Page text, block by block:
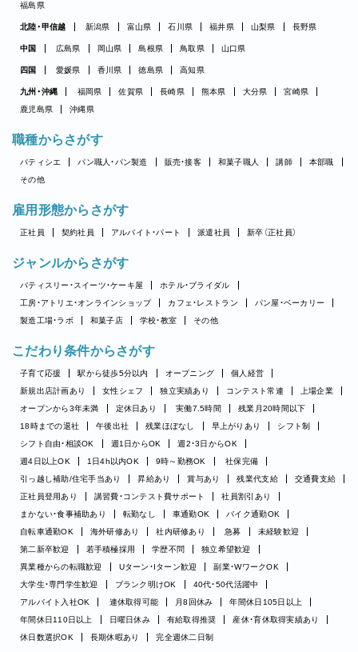
福島県
北陸・甲信越 新潟県 富山県 石川県 福井県 山梨県 長野県
中国 広島県 岡山県 島根県 鳥取県 山口県
四国 愛媛県 香川県 徳島県 高知県
九州・沖縄 福岡県 佐賀県 長崎県 熊本県 大分県
宮崎県
鹿児島県
沖縄県
職種からさがす
パティシエ パン職人・パン製造 販売・接客 和菓子職人 講師
本部職
その他
雇用形態からさがす
正社員 契約社員 アルバイト・パート 派遣社員 新卒（正社員）
ジャンルからさがす
パティスリー・スイーツ・ケーキ屋
ホテル・ブライダル
工房・アトリエ・オンラインショップ
カフェ・レストラン
パン屋・ベーカリー
製造工場・ラボ
和菓子店 学校・教室 その他
こだわり条件からさがす
子育て応援 駅から徒歩5分以内 オープニング
個人経営
新規出店計画あり
女性シェフ 独立実績あり コンテスト常連
上場企業
オープンから3年未満
定休日あり 実働7.5時間
残業月20時間以下
18時までの退社
午後出社 残業ほぼなし 早上がりあり
シフト制
シフト自由・相談OK
週1日からOK
週2・3日からOK
週4日以上OK
1日4h以内OK 9時～勤務OK
社保完備
引っ越し補助/住宅手当あり
昇給あり 賞与あり 残業代支給
交通費支給
正社員登用あり
講習費・コンテスト費サポート
社員割引あり
まかない・食事補助あり
転勤なし 車通勤OK
バイク通勤OK
自転車通勤OK
海外研修あり 社内研修あり 急募
未経験歓迎
第二新卒歓迎
若手積極採用 学歴不問
独立希望歓迎
異業種からの転職歓迎
Uターン・Iターン歓迎
副業・WワークOK
大学生・専門学生歓迎
ブランク明けOK
40代・50代活躍中
アルバイト入社OK
連休取得可能 月8回休み
年間休日105日以上
年間休日110日以上
日曜日休み 有給取得推奨
産休・育休取得実績あり
休日数選択OK
長期休暇あり 完全週休二日制